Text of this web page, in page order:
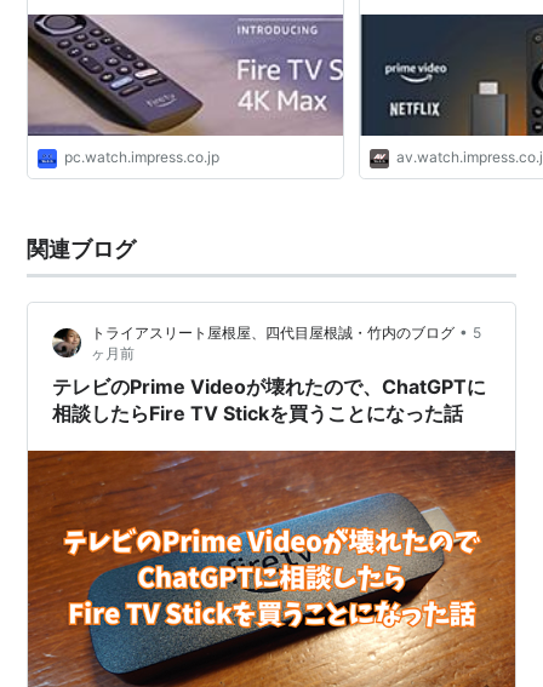
pc.watch.impress.co.jp
関連ブログ
トライアスリート屋根屋、四代目屋根誠・竹内のブログ • 5
ヶ月前
テレビのPrime Videoが壊れたので、ChatGPTに
相談したらFire TV Stickを買うことになった話